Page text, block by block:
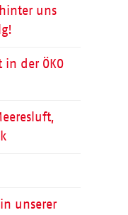
uns
der ÖKO
unserer